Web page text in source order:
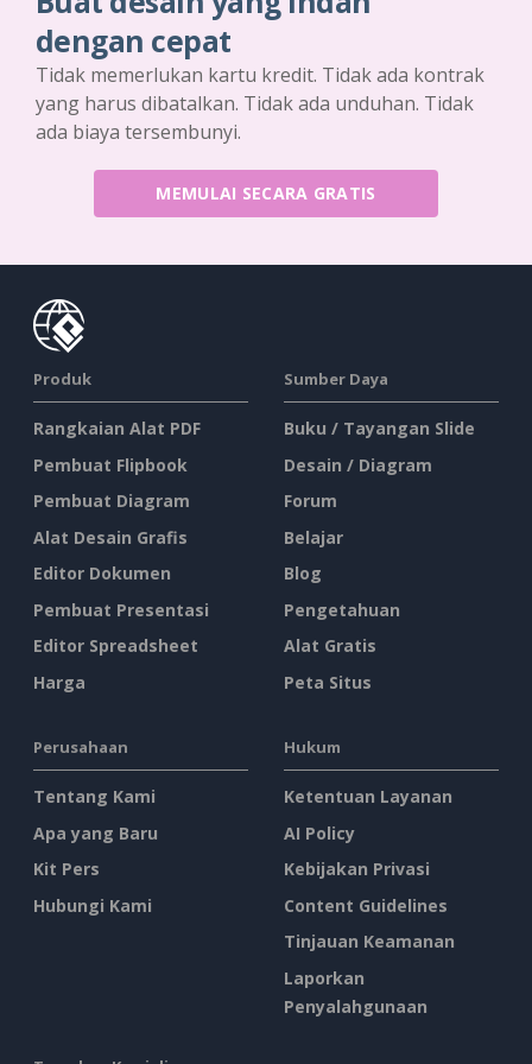
dengan cepat
Tidak memerlukan kartu kredit. Tidak ada kontrak
yang harus dibatalkan. Tidak ada unduhan. Tidak
ada biaya tersembunyi.
MEMULAI SECARA GRATIS
Produk
Rangkaian Alat PDF
Pembuat Flipbook
Pembuat Diagram
Alat Desain Grafis
Editor Dokumen
Pembuat Presentasi
Editor Spreadsheet
Harga
Sumber Daya
Buku / Tayangan Slide
Desain / Diagram
Forum
Belajar
Blog
Pengetahuan
Alat Gratis
Peta Situs
Perusahaan
Tentang Kami
Apa yang Baru
Kit Pers
Hubungi Kami
Hukum
Ketentuan Layanan
AI Policy
Kebijakan Privasi
Content Guidelines
Tinjauan Keamanan
Laporkan
Penyalahgunaan